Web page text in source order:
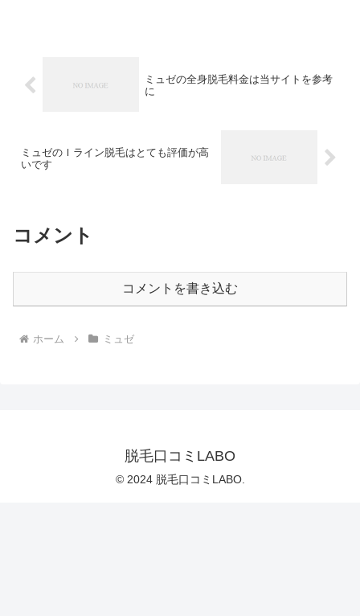
ミュゼの全身脱毛料金は当サイトを参考
に
ミュゼのＩライン脱毛はとても評価が高
いです
コメント
コメントを書き込む
ホーム ミュゼ
脱毛口コミLABO
© 2024 脱毛口コミLABO.